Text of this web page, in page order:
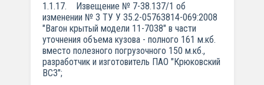
1.1.17. Извещение № 7-38.137/1 об
изменении № 3 ТУ У 35.2-05763814-069:2008
"Вагон крытый модели 11-7038" в части
уточнения объема кузова - полного 161 м.кб.
вместо полезного погрузочного 150 м.кб.,
разработчик и изготовитель ПАО "Крюковский
ВСЗ";